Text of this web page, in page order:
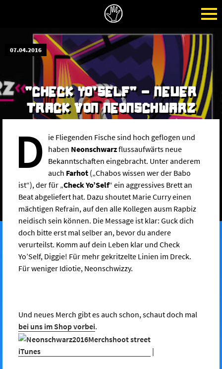
07.04.2016
"CHECK YO’SELF" - NEUER
TRACK VON NEONSCHWARZ
D ie Fliegenden Fische sind hoch geflogen und
haben Neonschwarzflussaufwärts neue
Bekanntschaften eingebracht. Unter anderem
auch Farhot („Chabos wissen wer der Babo
ist“), der für „Check Yo’Self“ ein aggressives Brett an
Beat abgeliefert hat. Dazu shoutet Marie Curry einen
mächtigen Refrain, auf den alle Kollegen ausm Rapbiz
neidisch sein können. Die Message ist klar: Guck dich
doch bitte erst mal selber an, bevor du andere
verurteilst. Komm auf dein Leben klar und Check
Yo’Self, Diggie! Für mehr gekritzelte Linien im Dreck.
Für weniger Idiotie, Neonschwizzy.
Und neues Merch gibt es auch schon, schaut doch mal
bei uns im Shop vorbei.
iTunes |